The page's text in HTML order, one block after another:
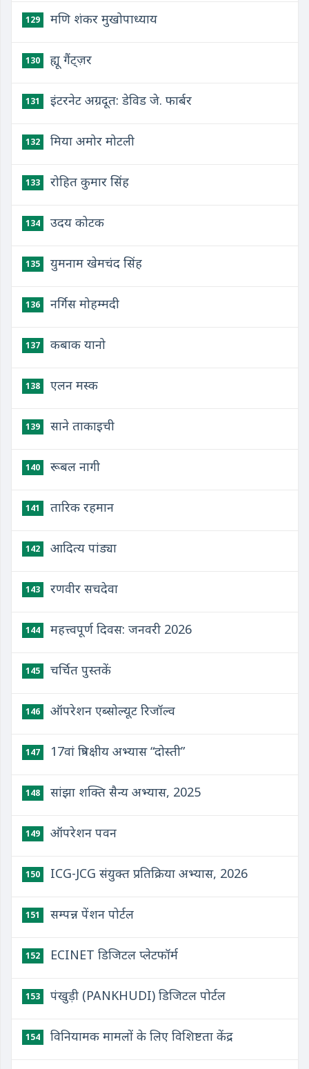
129 मणि शंकर मुखोपाध्याय
130 ह्यू गैंट्ज़र
131 इंटरनेट अग्रदूत: डेविड जे. फार्बर
132 मिया अमोर मोटली
133 रोहित कुमार सिंह
134 उदय कोटक
135 युमनाम खेमचंद सिंह
136 नर्गिस मोहम्मदी
137 कबाक यानो
138 एलन मस्क
139 साने ताकाइची
140 रूबल नागी
141 तारिक रहमान
142 आदित्य पांड्या
143 रणवीर सचदेवा
144 महत्त्वपूर्ण दिवस: जनवरी 2026
145 चर्चित पुस्तकें
146 ऑपरेशन एब्सोल्यूट रिजॉल्व
147 17वां त्रिपक्षीय अभ्यास “दोस्‍ती”
148 सांझा शक्ति सैन्य अभ्यास, 2025
149 ऑपरेशन पवन
150 ICG-JCG संयुक्‍त प्रतिक्रिया अभ्‍यास, 2026
151 सम्पन्न पेंशन पोर्टल
152 ECINET डिजिटल प्लेटफॉर्म
153 पंखुड़ी (PANKHUDI) डिजिटल पोर्टल
154 विनियामक मामलों के लिए विशिष्टता केंद्र